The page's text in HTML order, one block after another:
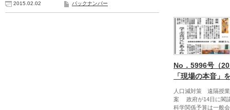
2015.02.02 バックナンバー
No．5996号（
「現場の本音」
人口減対策 遠隔授
案 政府が14日に閣
科学関係予算は一般